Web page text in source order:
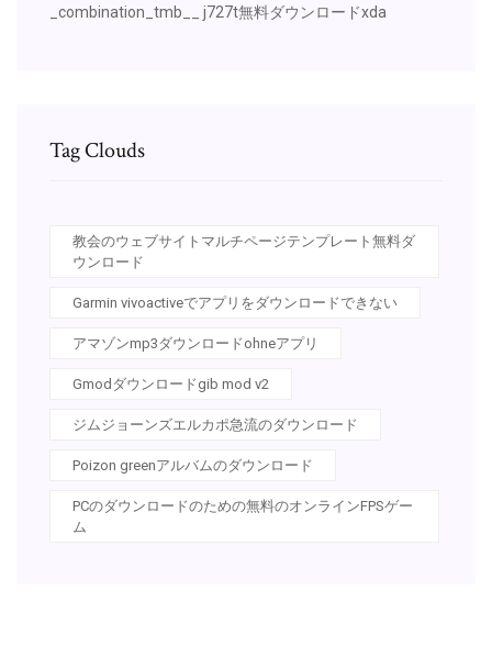
_combination_tmb__ j727t無料ダウンロードxda
Tag Clouds
教会のウェブサイトマルチページテンプレート無料ダ
ウンロード
Garmin vivoactiveでアプリをダウンロードできない
アマゾンmp3ダウンロードohneアプリ
Gmodダウンロードgib mod v2
ジムジョーンズエルカポ急流のダウンロード
Poizon greenアルバムのダウンロード
PCのダウンロードのための無料のオンラインFPSゲー
ム